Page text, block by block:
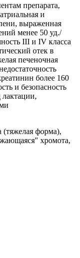
препарата,
и
выраженная
менее 50 уд./
III и IV класса
отек в
печеночная
более 160
и безопасность
(тяжелая форма),
хромота,